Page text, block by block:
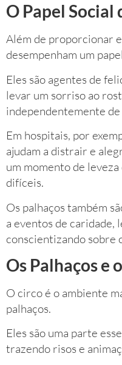
O Papel Social
Além de proporcionar
desempenham um
Eles são agentes de
levar um sorriso ao
independentemente
Em hospitais, por
ajudam a distrair e
um momento de
difíceis.
Os palhaços também
a eventos de caridade,
conscientizando sobre
Os Palhaços e
O circo é o ambiente
palhaços.
Eles são uma parte
trazendo risos e